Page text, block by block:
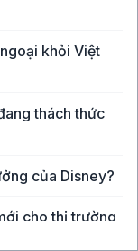
khỏi Việt
thách thức
của Disney?
cho thị trường